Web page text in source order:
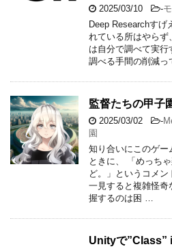
2025/03/10 -
Deep Researchすげ
れている所はやらず
は自分で調べて実行
調べる手間の削減っ
監督たちの甲子
2025/03/02 -
園
知り合いにこのゲー
ときに、 「めっち
ど。」というコメン
一見すると複雑怪奇
握するのは困 …
Unityで